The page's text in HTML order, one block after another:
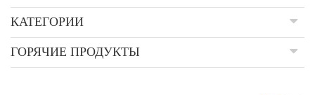
КАТЕГОРИИ
ГОРЯЧИЕ ПРОДУКТЫ